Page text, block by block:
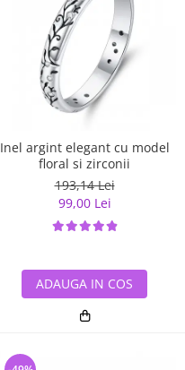
Inel argint elegant cu model
floral si zirconii
193,14 Lei
99,00 Lei
ADAUGA IN COS